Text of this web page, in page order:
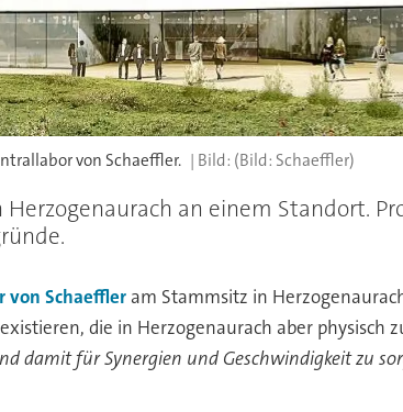
von Schaeffler. (Bild: Schaeffler)
an einem Standort.
von Schaeffleram Stammsitz in
die in Herzogenaurach aber physisch
damit für Synergien und Geschwindigkeit zu